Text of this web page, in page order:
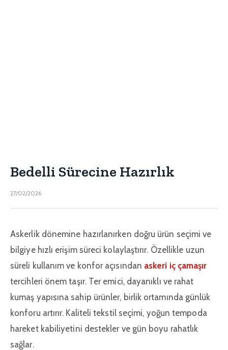
Bedelli Sürecine Hazırlık
27/02/2026
Askerlik dönemine hazırlanırken doğru ürün seçimi ve
bilgiye hızlı erişim süreci kolaylaştırır. Özellikle uzun
süreli kullanım ve konfor açısından askeri iç çamaşır
tercihleri önem taşır. Ter emici, dayanıklı ve rahat
kumaş yapısına sahip ürünler, birlik ortamında günlük
konforu artırır. Kaliteli tekstil seçimi, yoğun tempoda
hareket kabiliyetini destekler ve gün boyu rahatlık
sağlar.